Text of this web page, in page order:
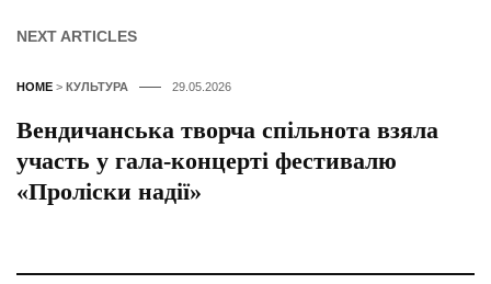
NEXT ARTICLES
HOME > КУЛЬТУРА 29.05.2026
Вендичанська творча спільнота взяла
участь у гала-концерті фестивалю
«Проліски надії»